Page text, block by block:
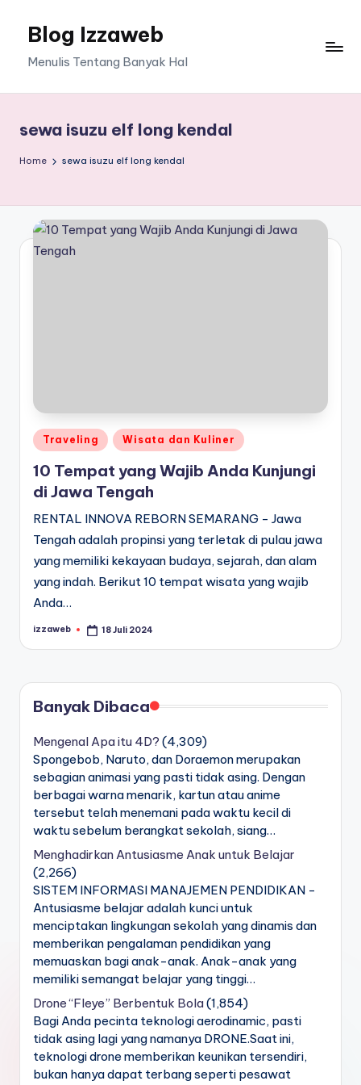
Blog Izzaweb
Menulis Tentang Banyak Hal
sewa isuzu elf long kendal
Home sewa isuzu elf long kendal
Posted
in
Traveling Wisata dan Kuliner
10 Tempat yang Wajib Anda Kunjungi
di Jawa Tengah
RENTAL INNOVA REBORN SEMARANG - Jawa
Tengah adalah propinsi yang terletak di pulau jawa
yang memiliki kekayaan budaya, sejarah, dan alam
yang indah. Berikut 10 tempat wisata yang wajib
Anda…
Posted
izzaweb 18 Juli 2024
Banyak Dibaca
Mengenal Apa itu 4D? (4,309)
Spongebob, Naruto, dan Doraemon merupakan
sebagian animasi yang pasti tidak asing. Dengan
berbagai warna menarik, kartun atau anime
tersebut telah menemani pada waktu kecil di
waktu sebelum berangkat sekolah, siang…
Menghadirkan Antusiasme Anak untuk Belajar
(2,266)
SISTEM INFORMASI MANAJEMEN PENDIDIKAN -
Antusiasme belajar adalah kunci untuk
menciptakan lingkungan sekolah yang dinamis dan
memberikan pengalaman pendidikan yang
memuaskan bagi anak-anak. Anak-anak yang
memiliki semangat belajar yang tinggi…
Drone “Fleye” Berbentuk Bola(1,854)
Bagi Anda pecinta teknologi aerodinamic, pasti
tidak asing lagi yang namanya DRONE.Saat ini,
teknologi drone memberikan keunikan tersendiri,
bukan hanya dapat terbang seperti pesawat